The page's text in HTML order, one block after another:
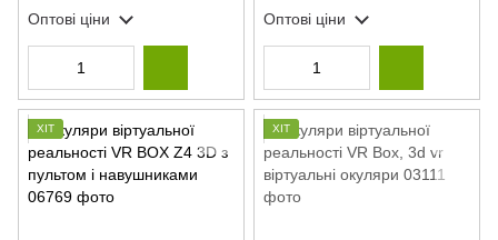
Оптові ціни Оптові ціни
ХІТ ХІТ